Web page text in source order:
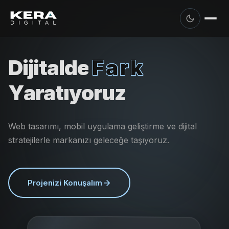
DijitaldeFark
Yaratıyoruz
Web tasarımı, mobil uygulama geliştirme ve dijital
stratejilerle markanızı geleceğe taşıyoruz.
Projenizi Konuşalım